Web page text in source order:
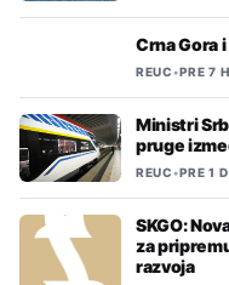
Crna Gora
REUC•PRE 7 H
Ministri
pruge
REUC•PRE 1 D
SKGO:
za
razvoja